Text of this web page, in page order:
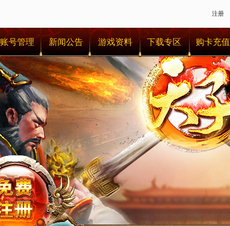
注册
账号管理 新闻公告 游戏资料 下载专区 购卡充值